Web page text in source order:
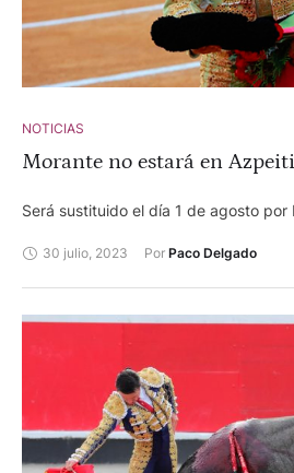
NOTICIAS
Morante no estará en
Será sustituido el día 1 de agosto por
30 julio, 2023 Por Paco Delgado